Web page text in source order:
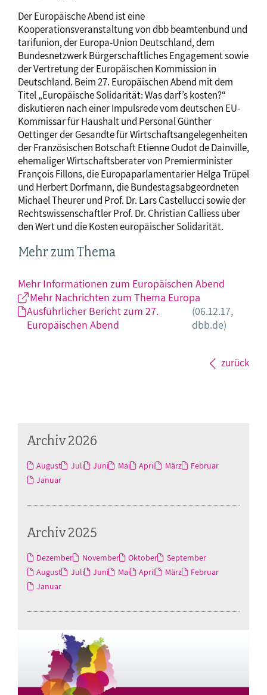
Der Europäische Abend ist eine
Kooperationsveranstaltung von dbb beamtenbund und
tarifunion, der Europa-Union Deutschland, dem
Bundesnetzwerk Bürgerschaftliches Engagement sowie
der Vertretung der Europäischen Kommission in
Deutschland. Beim 27. Europäischen Abend mit dem
Titel „Europäische Solidarität: Was darf’s kosten?“
diskutieren nach einer Impulsrede vom deutschen EU-
Kommissar für Haushalt und Personal Günther
Oettinger der Gesandte für Wirtschaftsangelegenheiten
der Französischen Botschaft Etienne Oudot de Dainville,
ehemaliger Wirtschaftsberater von Premierminister
François Fillons, die Europaparlamentarier Helga Trüpel
und Herbert Dorfmann, die Bundestagsabgeordneten
Michael Theurer und Prof. Dr. Lars Castellucci sowie der
Rechtswissenschaftler Prof. Dr. Christian Calliess über
den Wert und die Kosten europäischer Solidarität.
Mehr zum Thema
Mehr Informationen zum Europäischen Abend
Mehr Nachrichten zum Thema Europa
Ausführlicher Bericht zum 27.
Europäischen Abend
(06.12.17,
dbb.de)
zurück
Archiv 2026
August Juli Juni Mai April März
Februar
Januar
Archiv 2025
Dezember November Oktober
September
August
Juli Juni Mai April März
Februar
Januar